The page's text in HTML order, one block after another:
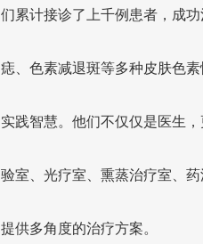
们累计接诊了上千例患者，成
痣、色素减退斑等多种皮肤色
实践智慧。他们不仅仅是医生
验室、光疗室、熏蒸治疗室、
提供多角度的治疗方案。